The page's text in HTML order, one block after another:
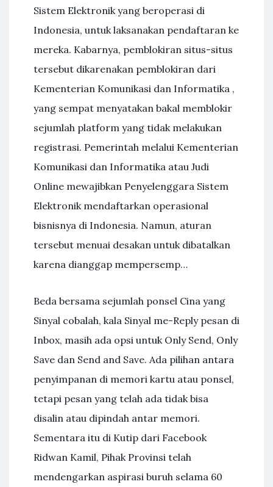
Sistem Elektronik yang beroperasi di
Indonesia, untuk laksanakan pendaftaran ke
mereka. Kabarnya, pemblokiran situs-situs
tersebut dikarenakan pemblokiran dari
Kementerian Komunikasi dan Informatika ,
yang sempat menyatakan bakal memblokir
sejumlah platform yang tidak melakukan
registrasi. Pemerintah melalui Kementerian
Komunikasi dan Informatika atau Judi
Online mewajibkan Penyelenggara Sistem
Elektronik mendaftarkan operasional
bisnisnya di Indonesia. Namun, aturan
tersebut menuai desakan untuk dibatalkan
karena dianggap mempersemp…
Beda bersama sejumlah ponsel Cina yang
Sinyal cobalah, kala Sinyal me-Reply pesan di
Inbox, masih ada opsi untuk Only Send, Only
Save dan Send and Save. Ada pilihan antara
penyimpanan di memori kartu atau ponsel,
tetapi pesan yang telah ada tidak bisa
disalin atau dipindah antar memori.
Sementara itu di Kutip dari Facebook
Ridwan Kamil, Pihak Provinsi telah
mendengarkan aspirasi buruh selama 60